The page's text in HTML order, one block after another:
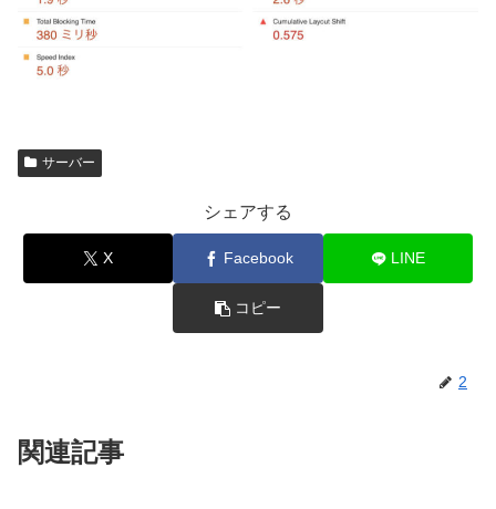
サーバー
シェアする
X Facebook LINE
コピー
2
関連記事